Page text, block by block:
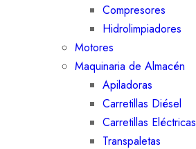
Compresores
Hidrolimpiadores
Motores
Maquinaria de Almacén
Apiladoras
Carretillas Diésel
Carretillas Eléctricas
Transpaletas